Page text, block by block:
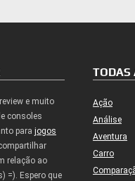
e muito
consoles
para jogos
relação ao
=). Espero que
TODAS
Ação
Análise
Aventura
Carro